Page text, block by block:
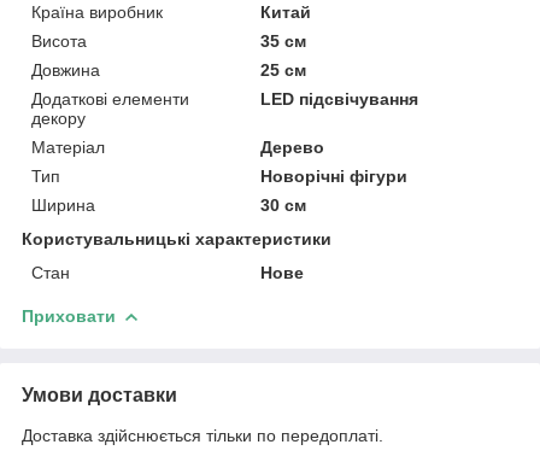
Країна виробник
Китай
Висота
35 см
Довжина
25 см
Додаткові елементи
декору
LED підсвічування
Матеріал
Дерево
Тип
Новорічні фігури
Ширина
30 см
Користувальницькі характеристики
Стан
Нове
Приховати
Умови доставки
Доставка здійснюється тільки по передоплаті.